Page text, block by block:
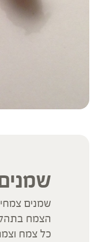
שמנים
הצמח
כל צמח